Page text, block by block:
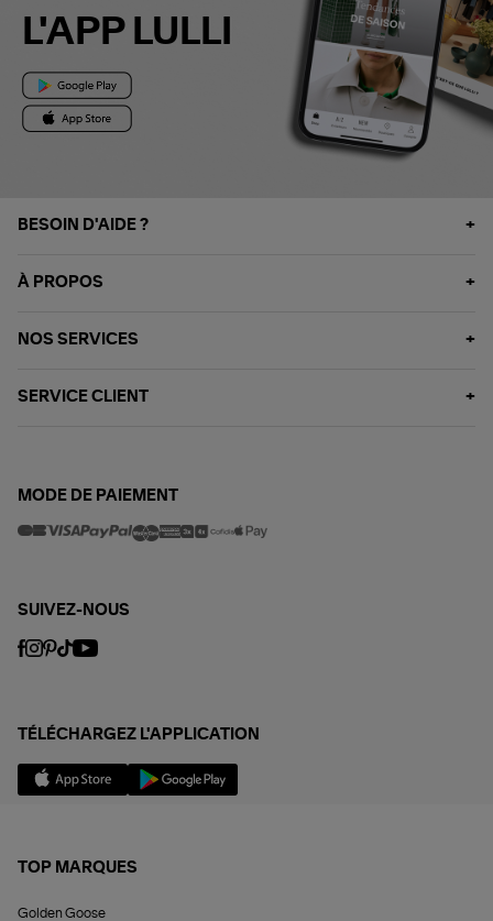
L'APP LULLI
BESOIN D'AIDE ?
À PROPOS
NOS SERVICES
SERVICE CLIENT
MODE DE PAIEMENT
SUIVEZ-NOUS
TÉLÉCHARGEZ L'APPLICATION
TOP MARQUES
Golden Goose